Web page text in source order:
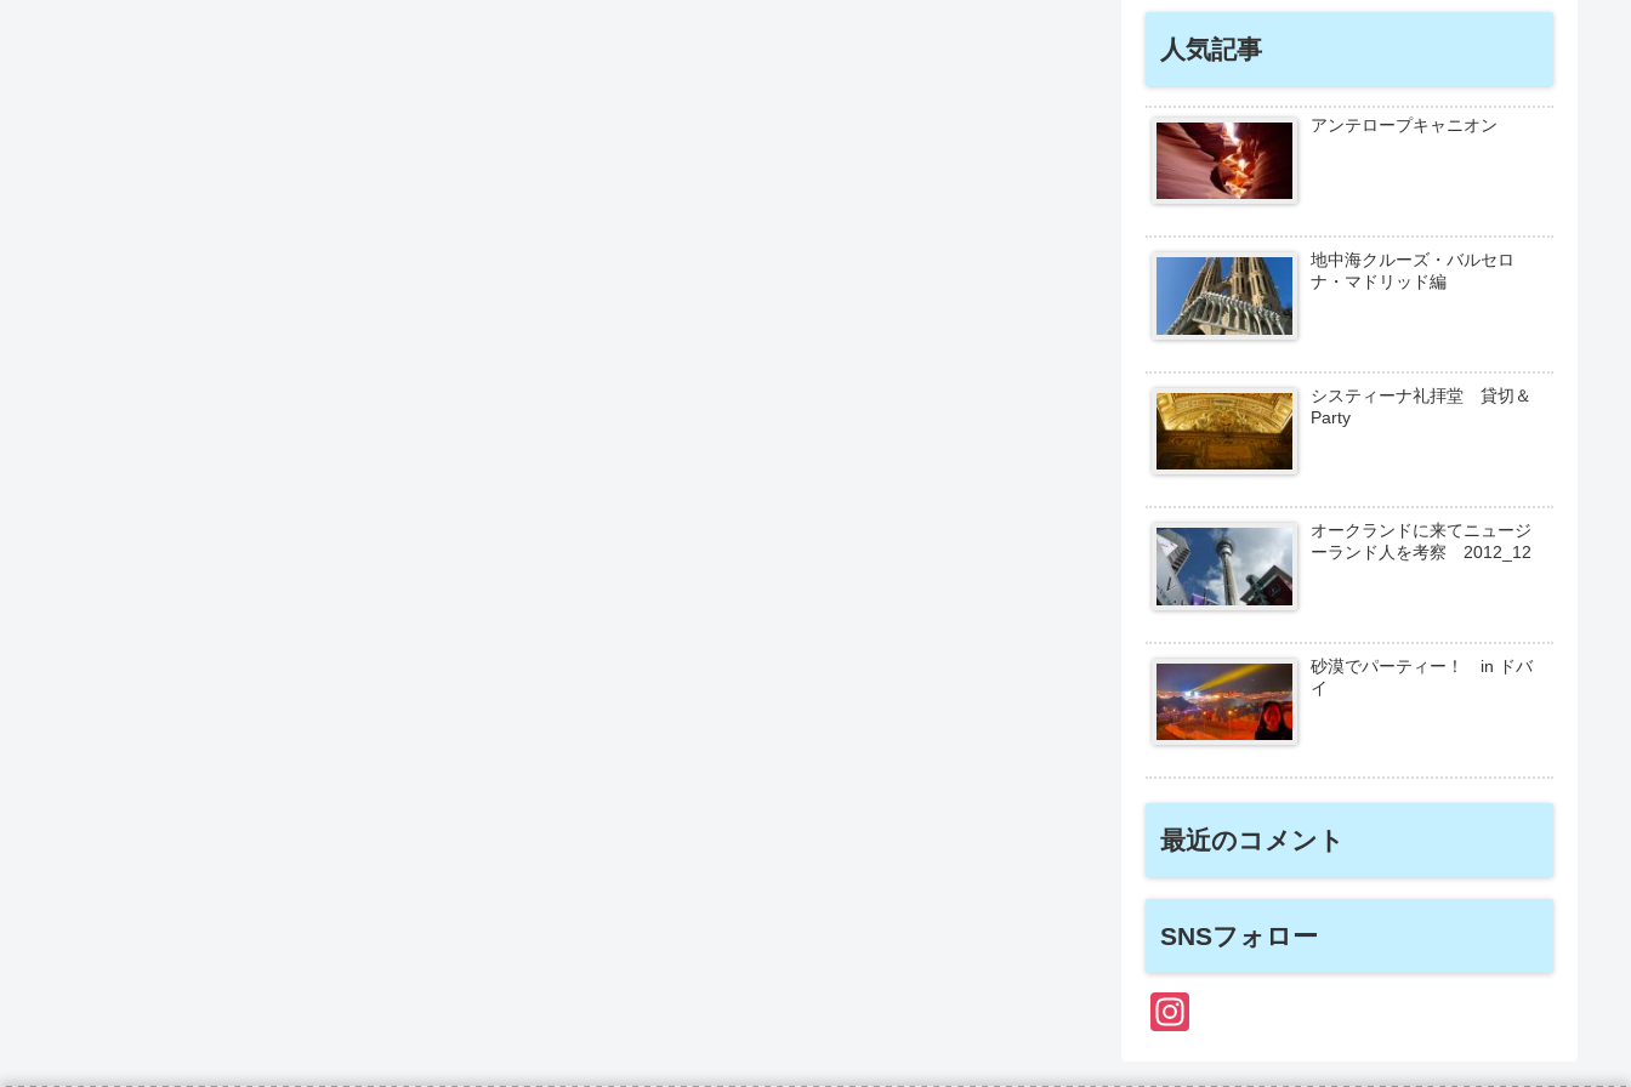
人気記事
アンテロープキャニオン
地中海クルーズ・バルセロ
ナ・マドリッド編
システィーナ礼拝堂 貸切＆
Party
オークランドに来てニュージ
ーランド人を考察 2012_12
砂漠でパーティー！ in ドバ
イ
最近のコメント
SNSフォロー